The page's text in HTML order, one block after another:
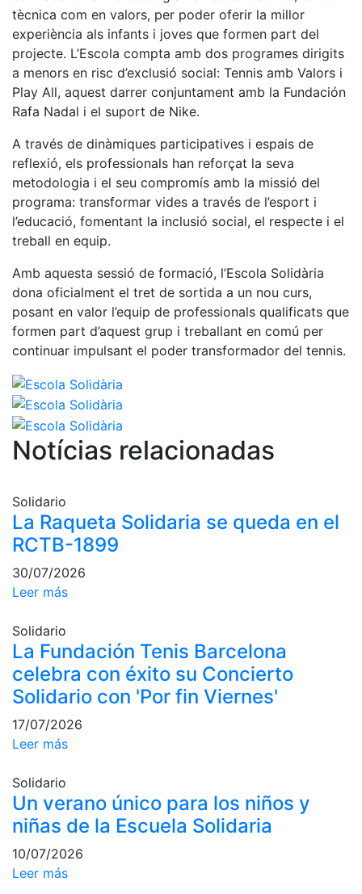
Servicios
Instalaciones
Preguntas
Frecuentes
(FAQs)
Trabaja con
Área deportiva
Tenis
Escuela de
tenis
Next Gen
Palmarés
equipos
Leyendas
Jugadores
Competiciones
Campeonato
Social de Tenis
Cuadro de
Honor
Histórico del
Campeonato
Social
Normativa
Pádel
Escuela de
Pádel
Campeonato
Cuadros de
juego
Cuadro
d'Honor
Histórico del
tècnica com en valors, per poder oferir la millor
experiència als infants i joves que formen part del
projecte. L’Escola compta amb dos programes dirigits
a menors en risc d’exclusió social: Tennis amb Valors i
Play All, aquest darrer conjuntament amb la Fundación
Rafa Nadal i el suport de Nike.
A través de dinàmiques participatives i espais de
reflexió, els professionals han reforçat la seva
metodologia i el seu compromís amb la missió del
programa: transformar vides a través de l’esport i
l’educació, fomentant la inclusió social, el respecte i el
treball en equip.
Amb aquesta sessió de formació, l’Escola Solidària
dona oficialment el tret de sortida a un nou curs,
posant en valor l’equip de professionals qualificats que
formen part d’aquest grup i treballant en comú per
continuar impulsant el poder transformador del tennis.
Notícias relacionadas
Solidario
La Raqueta Solidaria se queda en el
RCTB-1899
30/07/2026
Leer más
Solidario
La Fundación Tenis Barcelona
celebra con éxito su Concierto
Solidario con 'Por fin Viernes'
17/07/2026
Leer más
Solidario
Un verano único para los niños y
niñas de la Escuela Solidaria
10/07/2026
Leer más